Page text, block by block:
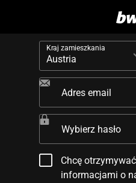
Kraj zamieszkania
Adres email
Wybierz hasło
Chcę
informacjami o